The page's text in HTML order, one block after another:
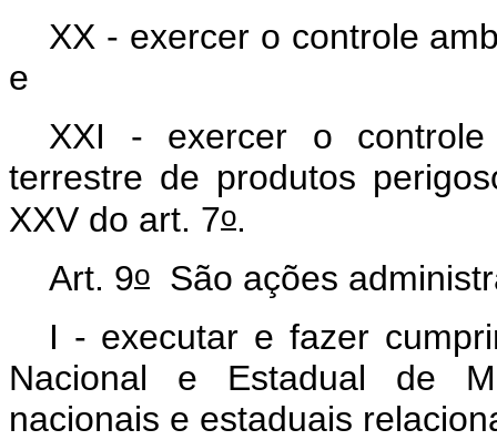
XX - exercer o controle
e
XXI - exercer o
terrestre de produtos
XXV do art. 7o.
Art. 9o São ações
I - executar e fazer
Nacional e Estadual de
nacionais e estaduais